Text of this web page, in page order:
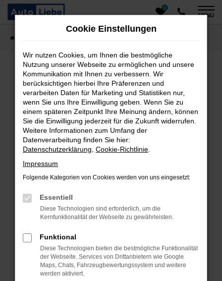
Zum
Hauptinhalt
0
MENÜ
Fehler: Network Error
Beim Laden ist ein Fehler aufgetreten.
Hier sind ein paar Tipps, die dir helfen können:
Überprüfe deine Firewall und deine
Internetverbindung.
Laden andere Webseiten, zum Beispiel deine
Suchmaschine?
Prüfe deine Browsererweiterungen.
das Laden bestimmter Seiten verhindern.
Funktioniert die Seite in einem anderen Browser
oder in einem privaten Fenster?
Das kann manchmal helfen, vorübergehende
Probleme zu beheben.
Stelle sicher, dass dein Browser und dein
Betriebssystem auf dem neuesten Stand sind.
Cookie Einstellungen
Wir nutzen Cookies, um Ihnen die bestmögliche
Nutzung unserer Webseite zu ermöglichen und unsere
Kommunikation mit Ihnen zu verbessern. Wir
berücksichtigen hierbei Ihre Präferenzen und
verarbeiten Daten für Marketing und Statistiken nur,
wenn Sie uns Ihre Einwilligung geben. Wenn Sie zu
einem späteren Zeitpunkt Ihre Meinung ändern, können
Sie die Einwilligung jederzeit für die Zukunft widerrufen.
Weitere Informationen zum Umfang der
Datenverarbeitung finden Sie hier:
Datenschutzerklärung Cookie-Richtlinie
Impressum
Folgende Kategorien von Cookies werden von uns eingesetzt:
Essentiell
Diese Technologien sind erforderlich, um die
Kernfunktionalität der Webseite zu gewährleisten.
Funktional
Diese Technologien bieten die bestmögliche Funktionalität
der Webseite. Services von Drittanbietern wie Google
Maps, Chats, Fahrzeugbewertungssystem und weitere
werden aktiviert.